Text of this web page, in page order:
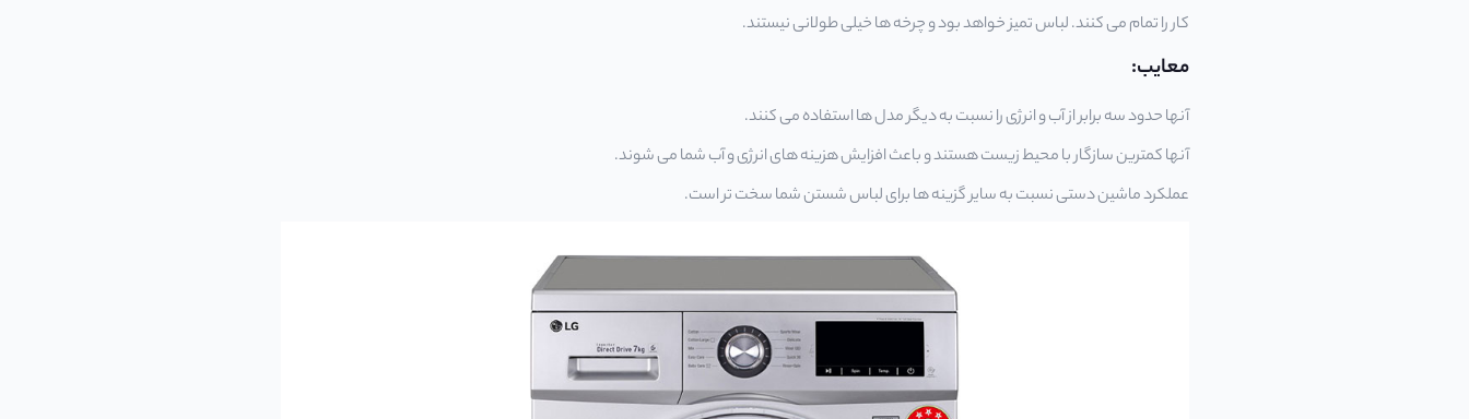
کار را تمام می کنند. لباس تمیز خواهد بود و چرخه ها خیلی طولانی نیستند.
معایب:
آنها حدود سه برابر از آب و انرژی را نسبت به دیگر مدل ها استفاده می کنند.
آنها کمترین سازگار با محیط زیست هستند و باعث افزایش هزینه های انرژی و آب شما می شوند.
عملکرد ماشین دستی نسبت به سایر گزینه ها برای لباس شستن شما سخت تر است.